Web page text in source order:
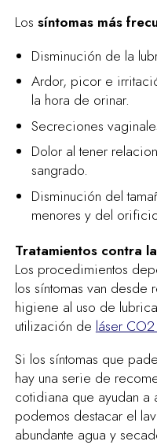
Los síntomas más
Disminución de la
Ardor, picor e
la hora de orinar.
Secreciones
Dolor al tener
sangrado.
Disminución del
menores y del
Tratamientos contra
Los procedimientos
los síntomas van
higiene al uso de
utilización de láser
Si los síntomas que
hay una serie de
cotidiana que ayudan a
podemos destacar el
abundante agua y